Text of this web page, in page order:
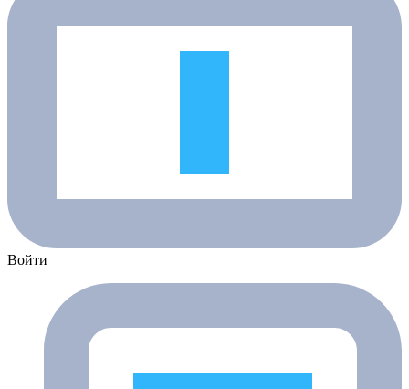
Войти